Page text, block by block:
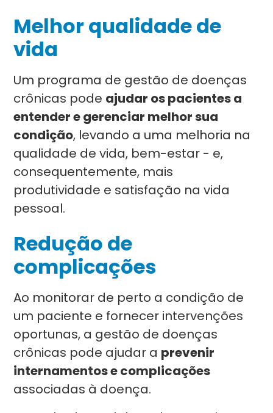
Melhor qualidade de
vida
Um programa de gestão de doenças
crônicas pode ajudar os pacientes a
entender e gerenciar melhor sua
condição, levando a uma melhoria na
qualidade de vida, bem-estar - e,
consequentemente, mais
produtividade e satisfação na vida
pessoal.
Redução de
complicações
Ao monitorar de perto a condição de
um paciente e fornecer intervenções
oportunas, a gestão de doenças
crônicas pode ajudar a prevenir
internamentos e complicações
associadas à doença.